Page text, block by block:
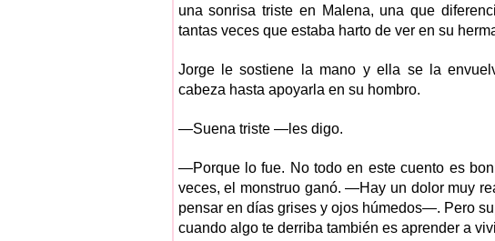
una sonrisa triste en Malena, una que
tantas veces que estaba harto de ver en su
Jorge le sostiene la mano y ella se la
cabeza hasta apoyarla en su hombro.
—Suena triste —les digo.
—Porque lo fue. No todo en este cuento es
veces, el monstruo ganó. —Hay un dolor muy
pensar en días grises y ojos húmedos—. Pero
cuando algo te derriba también es aprender a